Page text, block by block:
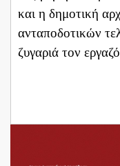
και η δημοτική
ανταποδοτικών
ζυγαριά τον